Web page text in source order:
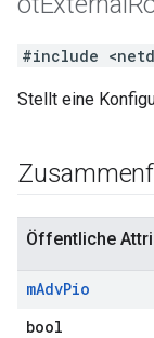
#include
Stellt eine
Öffentliche
mAdvPio
bool